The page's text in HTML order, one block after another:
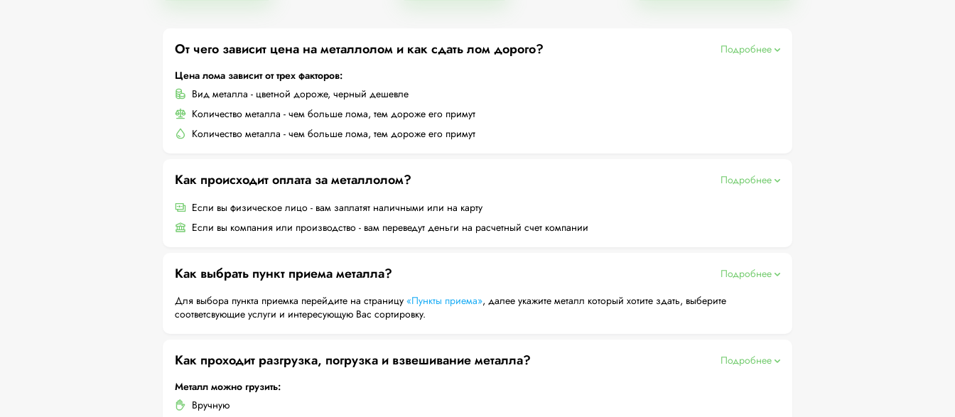
От чего зависит цена на металлолом и как сдать лом дорого?
Подробнее
Цена лома зависит от трех факторов:
Вид металла - цветной дороже, черный дешевле
Количество металла - чем больше лома, тем дороже его примут
Количество металла - чем больше лома, тем дороже его примут
Как происходит оплата за металлолом?
Подробнее
Если вы физическое лицо - вам заплатят наличными или на карту
Если вы компания или производство - вам переведут деньги на расчетный счет компании
Как выбрать пункт приема металла?
Подробнее
Для выбора пункта приемка перейдите на страницу «Пункты приема», далее укажите металл который хотите здать, выберите
соответсвующие услуги и интересующую Вас сортировку.
Как проходит разгрузка, погрузка и взвешивание металла?
Подробнее
Металл можно грузить:
Вручную